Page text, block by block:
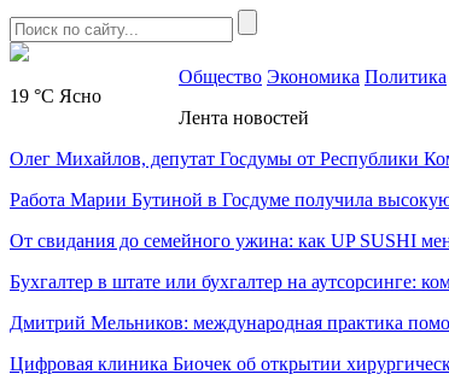
19 °C Ясно
Общество Экономика Политика
Лента новостей
Олег Михайлов, депутат Госдумы от Республики
Работа Марии Бутиной в Госдуме получила
От свидания до семейного ужина: как UP SUSHI
Бухгалтер в штате или бухгалтер на аутсорсинге:
Дмитрий Мельников: международная практика
Цифровая клиника Биочек об открытии